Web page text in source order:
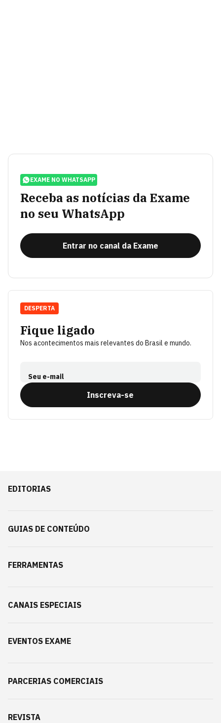
EXAME NO WHATSAPP
Receba as notícias da Exame
no seu WhatsApp
Entrar no canal da Exame
Fique ligado
Nos acontecimentos mais relevantes do Brasil e mundo.
Seu e-mail
Inscreva-se
DESPERTA
EDITORIAS
GUIAS DE CONTEÚDO
FERRAMENTAS
CANAIS ESPECIAIS
EVENTOS EXAME
PARCERIAS COMERCIAIS
REVISTA